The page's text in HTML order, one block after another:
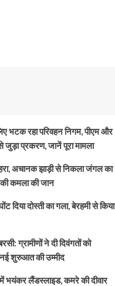
भटक रहा परिवहन निगम, पीएम और
जुड़ा प्रकरण, जानें पूरा मामला
अचानक झाड़ी से निकला जंगल का
कमला की जान
दिया दोस्ती का गला, बेरहमी से किया
ग्रामीणों ने दी दिवंगतों को
नई शुरुआत की उम्मीद
लैंडस्लाइड, कमरे की दीवार